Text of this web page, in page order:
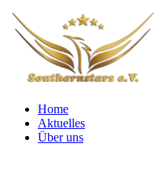
Home
Aktuelles
Über uns